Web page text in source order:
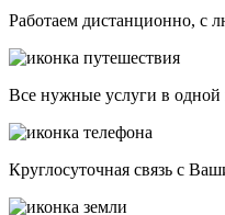
Работаем дистанционно, с
Все нужные услуги в одной
Круглосуточная связь с